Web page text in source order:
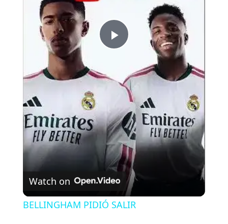
P
l
a
y
V
i
Watch on
BELLINGHAM PIDIÓ SALIR